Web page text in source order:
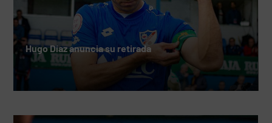
Hugo Díaz anuncia su retirada